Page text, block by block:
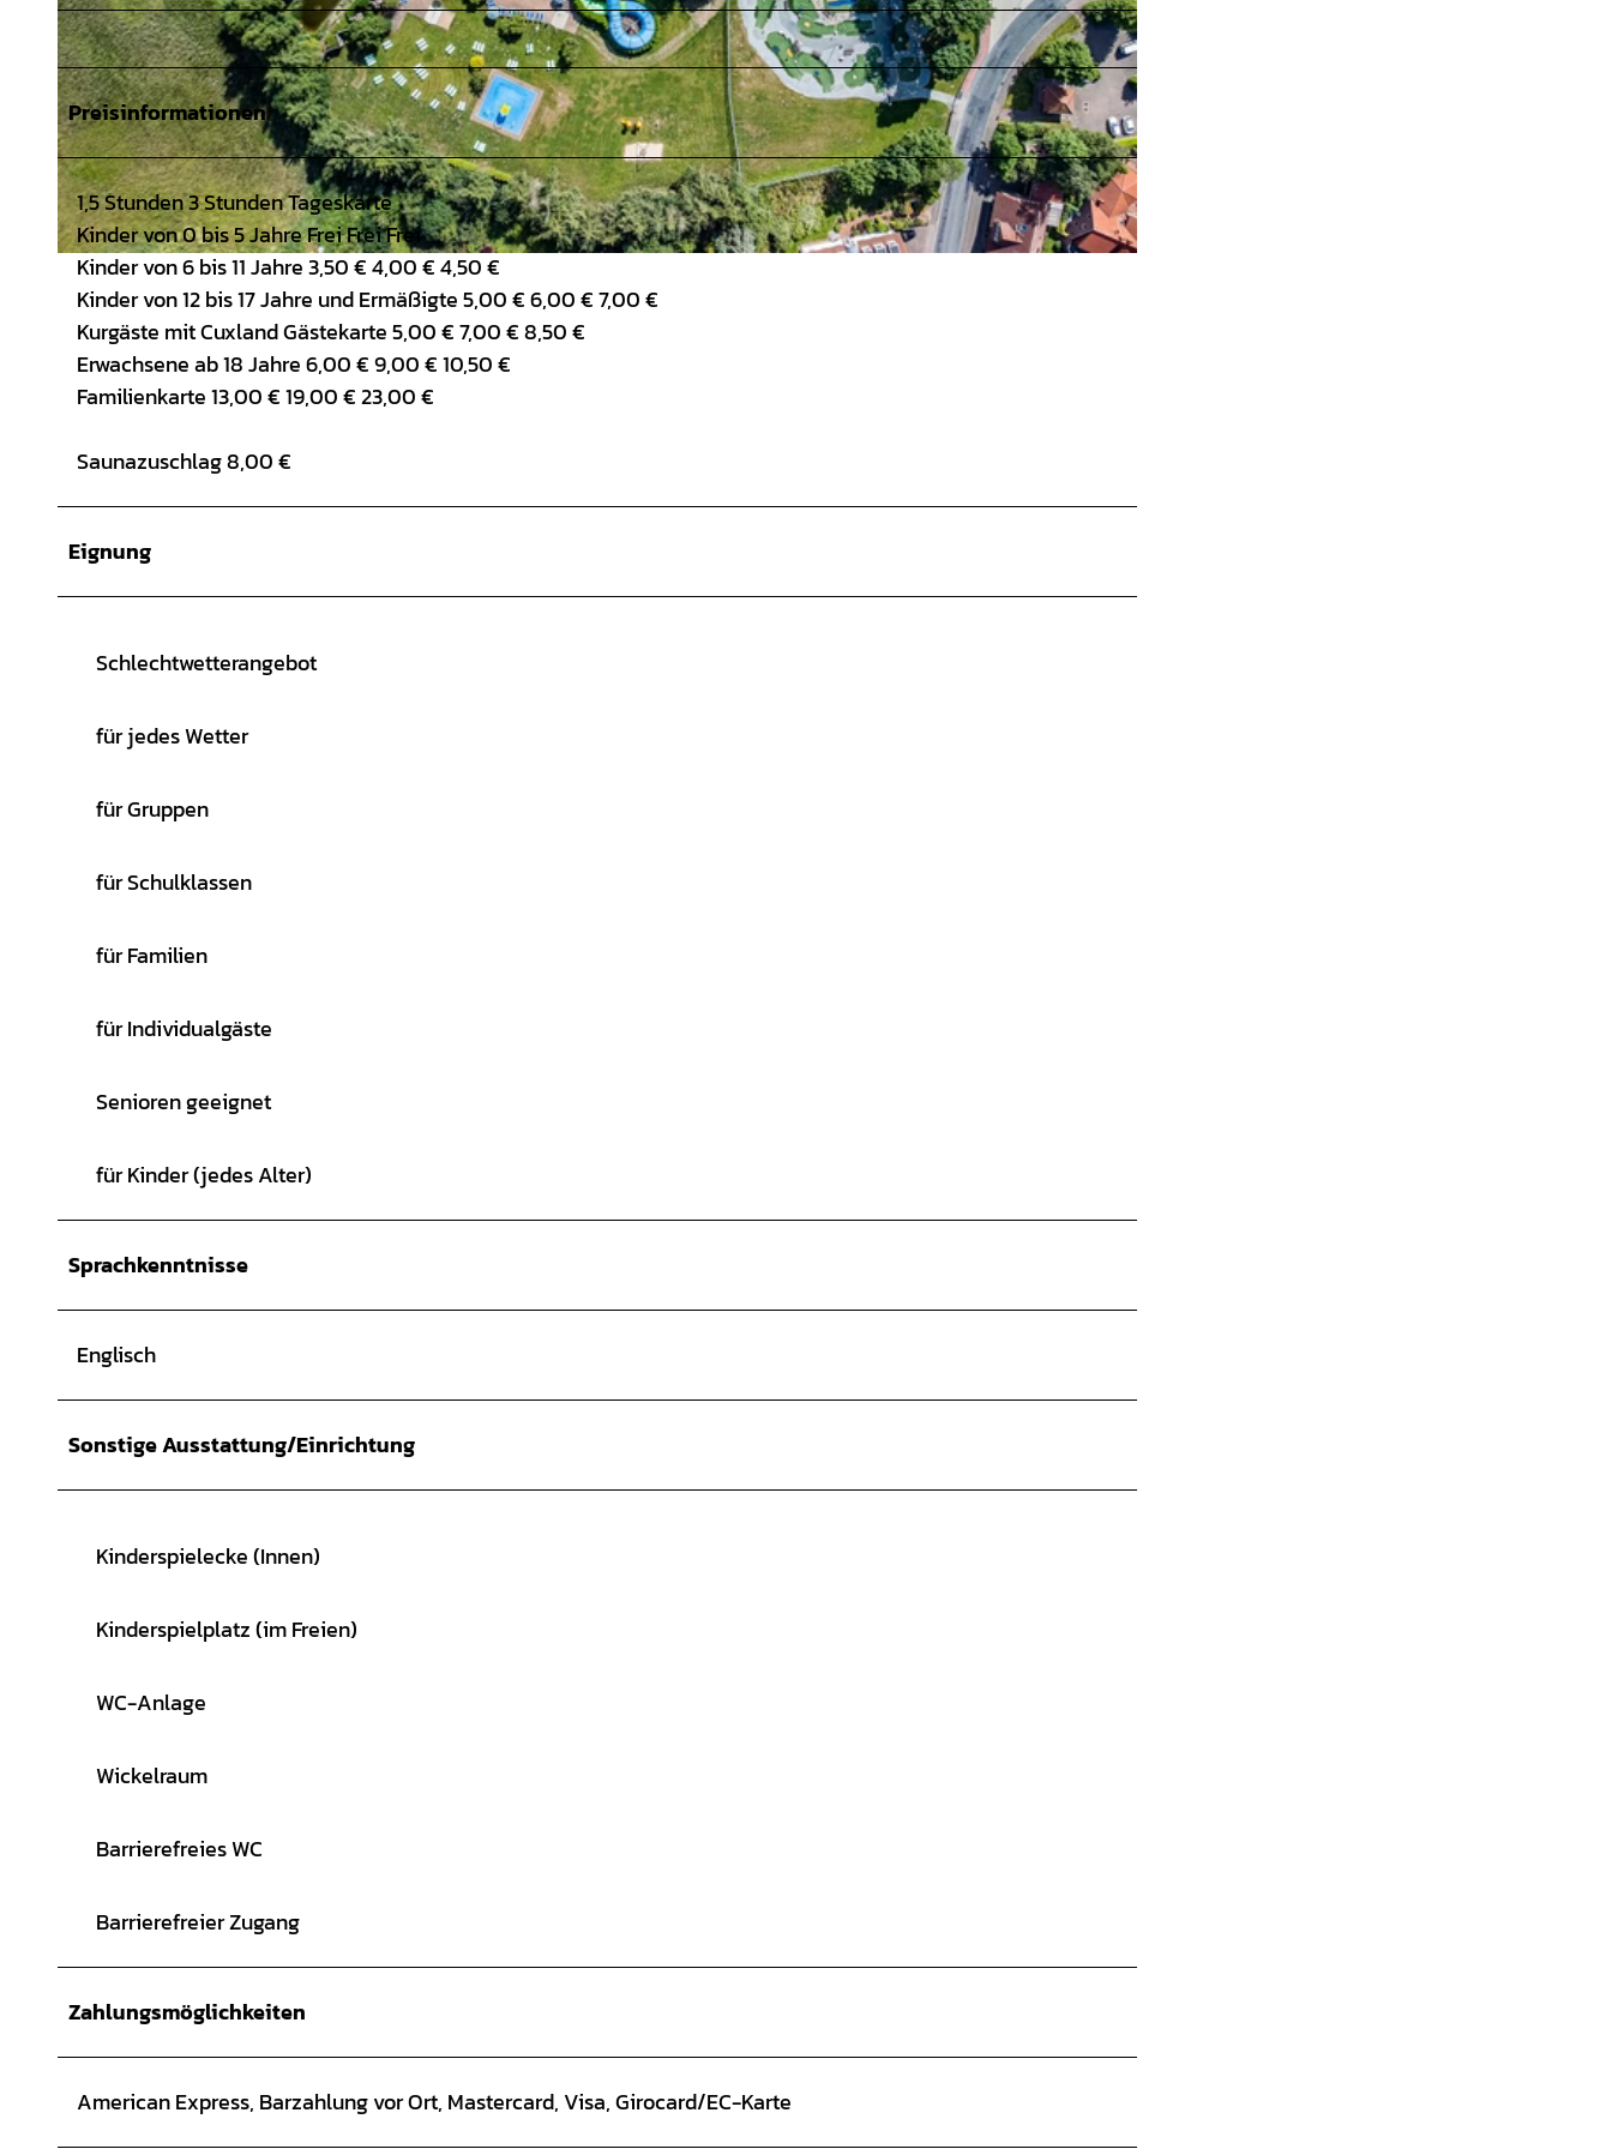
© Arkadius Rojek |CC-BY
Preisinformationen
1,5 Stunden 3 Stunden Tageskarte
Kinder von 0 bis 5 Jahre Frei Frei Frei
Kinder von 6 bis 11 Jahre 3,50 € 4,00 € 4,50 €
Kinder von 12 bis 17 Jahre und Ermäßigte 5,00 € 6,00 € 7,00 €
Kurgäste mit Cuxland Gästekarte 5,00 € 7,00 € 8,50 €
Erwachsene ab 18 Jahre 6,00 € 9,00 € 10,50 €
Familienkarte 13,00 € 19,00 € 23,00 €
Saunazuschlag 8,00 €
Eignung
Schlechtwetterangebot
für jedes Wetter
für Gruppen
für Schulklassen
für Familien
für Individualgäste
Senioren geeignet
für Kinder (jedes Alter)
Sprachkenntnisse
Englisch
Sonstige Ausstattung/Einrichtung
Kinderspielecke (Innen)
Kinderspielplatz (im Freien)
WC-Anlage
Wickelraum
Barrierefreies WC
Barrierefreier Zugang
Zahlungsmöglichkeiten
American Express, Barzahlung vor Ort, Mastercard, Visa, Girocard/EC-Karte